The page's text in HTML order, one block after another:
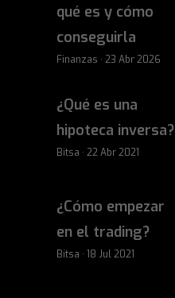
qué es y cómo
conseguirla
Finanzas · 23 Abr 2026
¿Qué es una
hipoteca inversa?
Bitsa · 22 Abr 2021
¿Cómo empezar
en el trading?
Bitsa · 18 Jul 2021